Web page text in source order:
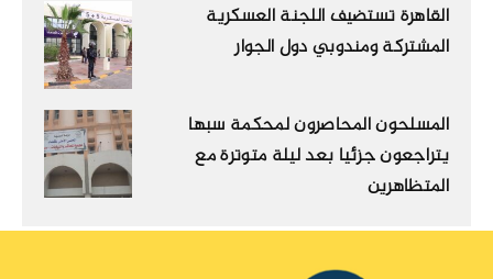
القاهرة تستضيف اللجنة العسكرية
المشتركة ومندوبي دول الجوار
المسلحون المحاصرون لمحكمة سبها
يتراجعون جزئيا بعد ليلة متوترة مع
المتظاهرين